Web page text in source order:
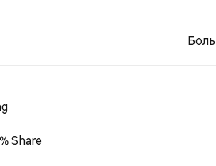
Share